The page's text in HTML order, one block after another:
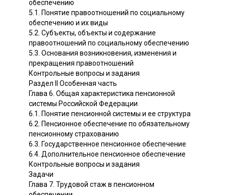
обеспечению
5.1. Понятие правоотношений по социальному
обеспечению и их виды
5.2. Субъекты, объекты и содержание
правоотношений по социальному обеспечению
5.3. Основания возникновения, изменения и
прекращения правоотношений
Контрольные вопросы и задания
Раздел II Особенная часть
Глава 6. Общая характеристика пенсионной
системы Российской Федерации
6.1. Понятие пенсионной системы и ее структура
6.2. Пенсионное обеспечение по обязательному
пенсионному страхованию
6.3. Государственное пенсионное обеспечение
6.4. Дополнительное пенсионное обеспечение
Контрольные вопросы и задания
Задачи
Глава 7. Трудовой стаж в пенсионном